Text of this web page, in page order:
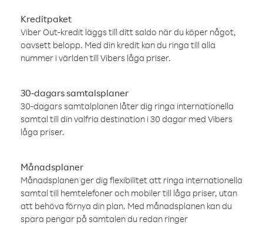
Kreditpaket
Viber Out-kredit läggs till ditt saldo när du köper något,
oavsett belopp. Med din kredit kan du ringa till alla
nummer i världen till Vibers låga priser.
30-dagars samtalsplaner
30-dagars samtalplanen låter dig ringa internationella
samtal till din valfria destination i 30 dagar med Vibers
låga priser.
Månadsplaner
Månadsplanen ger dig flexibilitet att ringa internationella
samtal till hemtelefoner och mobiler till låga priser, utan
att behöva förnya din plan. Med månadsplanen kan du
spara pengar på samtalen du redan ringer